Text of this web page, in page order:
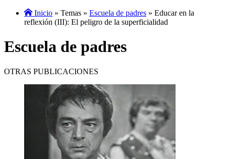
Inicio » Temas » Escuela de padres » Educar en la
reflexión (III): El peligro de la superficialidad
Escuela de padres
OTRAS PUBLICACIONES